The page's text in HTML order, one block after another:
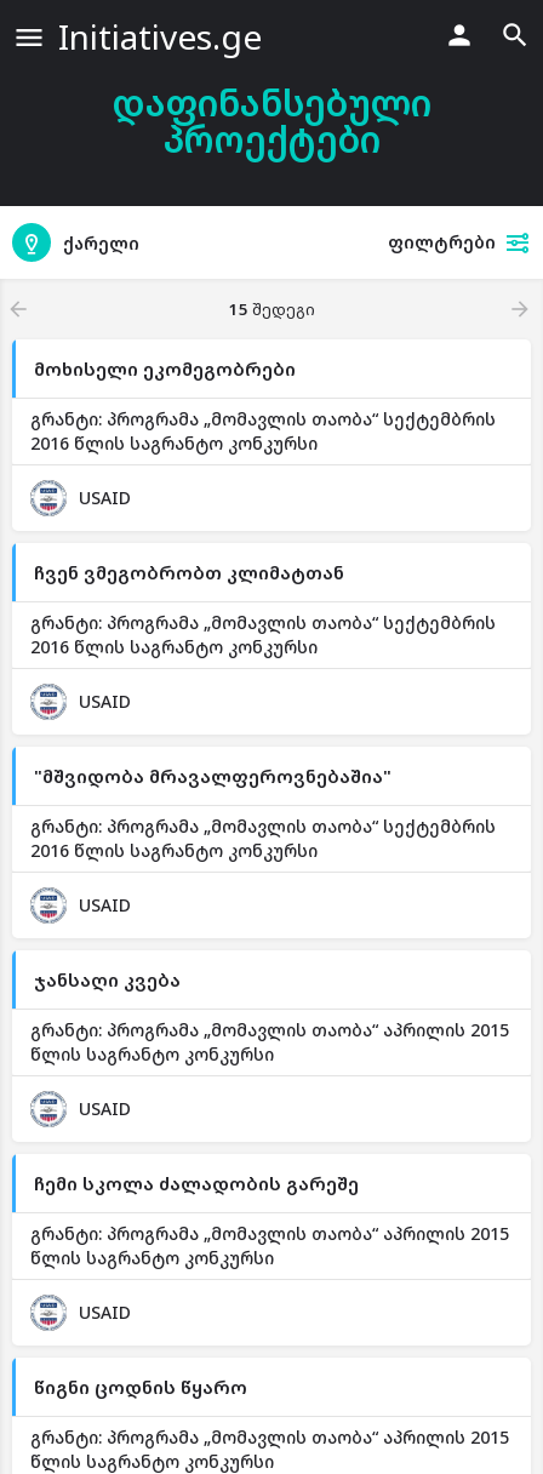
Initiatives.ge
დაფინანსებული
პროექტები
ქარელი ფილტრები
15 შედეგი
მოხისელი ეკომეგობრები
გრანტი: პროგრამა „მომავლის თაობა“ სექტემბრის
2016 წლის საგრანტო კონკურსი
USAID
ჩვენ ვმეგობრობთ კლიმატთან
გრანტი: პროგრამა „მომავლის თაობა“ სექტემბრის
2016 წლის საგრანტო კონკურსი
USAID
"მშვიდობა მრავალფეროვნებაშია"
გრანტი: პროგრამა „მომავლის თაობა“ სექტემბრის
2016 წლის საგრანტო კონკურსი
USAID
ჯანსაღი კვება
გრანტი: პროგრამა „მომავლის თაობა“ აპრილის 2015
წლის საგრანტო კონკურსი
USAID
ჩემი სკოლა ძალადობის გარეშე
გრანტი: პროგრამა „მომავლის თაობა“ აპრილის 2015
წლის საგრანტო კონკურსი
USAID
წიგნი ცოდნის წყარო
გრანტი: პროგრამა „მომავლის თაობა“ აპრილის 2015
წლის საგრანტო კონკურსი